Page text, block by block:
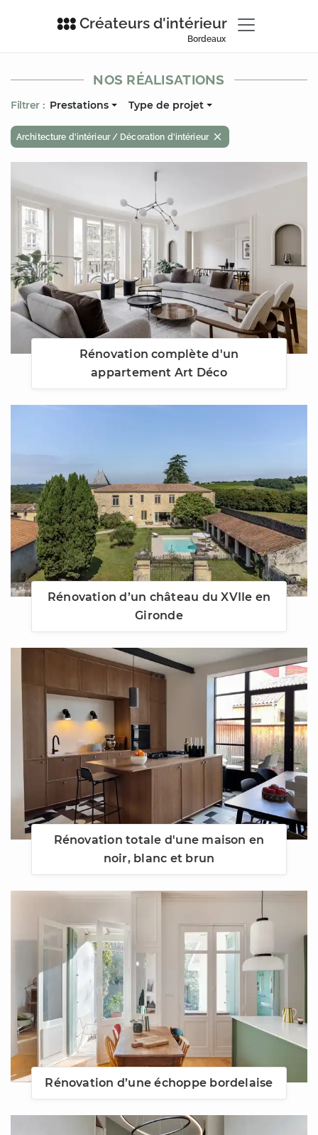
Créateurs d'intérieur
Bordeaux
NOS RÉALISATIONS
Filtrer : Prestations Type de projet
Architecture d'intérieur / Décoration d'intérieur
Rénovation complète d'un
appartement Art Déco
Rénovation d’un château du XVIIe en
Gironde
Rénovation totale d'une maison en
noir, blanc et brun
Rénovation d’une échoppe bordelaise